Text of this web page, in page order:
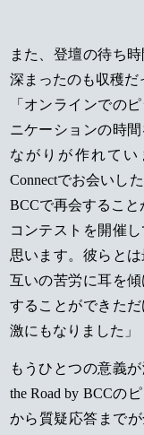
また、登壇の待ち
深まったのも収穫だ
「オンラインでの
ニケーションの時
ながりが作れてい
Connectでお会いし
BCCで再会するこ
コンテストを開催
思います。彼らと
互いの苦労に耳を
することができた
激にもなりました」
もうひとつの意義
the Road by BCCの
から質疑応答まで